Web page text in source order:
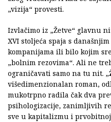
„vizija“ provesti.
Izvlačimo iz „Žetve“ glavnu
XVI stoljeća spaja s
kompanijama ili bilo kojim
„bolnim rezovima“. Ali ne
ograničavati samo na tu nit. „
višedimenzionalan roman,
mukotrpno radila čak dva
psihologizacije, zanimljivih
sve u kapitalizmu i